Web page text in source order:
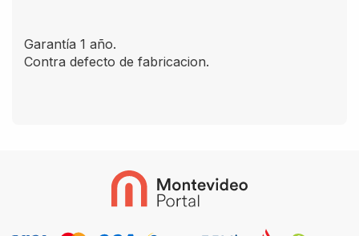
Garantía 1 año.
Contra defecto de fabricacion.